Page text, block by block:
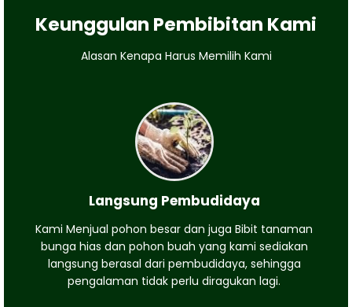
Keunggulan Pembibitan Kami
Alasan Kenapa Harus Memilih Kami
Langsung Pembudidaya
Kami Menjual pohon besar dan juga Bibit tanaman
bunga hias dan pohon buah yang kami sediakan
langsung berasal dari pembudidaya, sehingga
pengalaman tidak perlu diragukan lagi.